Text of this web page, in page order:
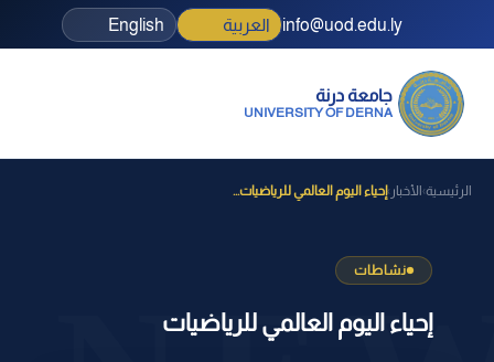
info@uod.edu.ly العربية English
جامعة درنة
UNIVERSITY OF DERNA
الرئيسية› الأخبار › إحياء اليوم العالمي للرياضيات...
نشاطات
إحياء اليوم العالمي للرياضيات